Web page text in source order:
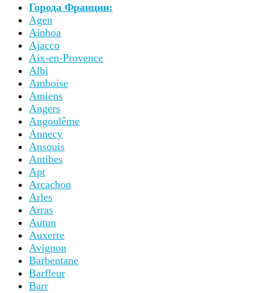
Города Франции:
Agen
Ainhoa
Ajacco
Aix-en-Provence
Albi
Amboise
Amiens
Angers
Angoulême
Annecy
Ansouis
Antibes
Apt
Arcachon
Arles
Arras
Autun
Auxerre
Avignon
Barbentane
Barfleur
Barr